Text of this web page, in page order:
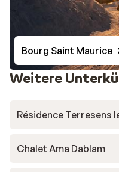
Bourg Saint Maurice
Weitere
Résidence Terresens
Chalet Ama Dablam